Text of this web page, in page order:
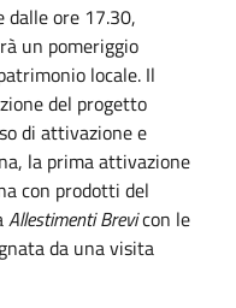
ore 17.30,
un pomeriggio
locale. Il
del progetto
di attivazione e
la prima attivazione
con prodotti del
Allestimenti Brevicon le
da una visita